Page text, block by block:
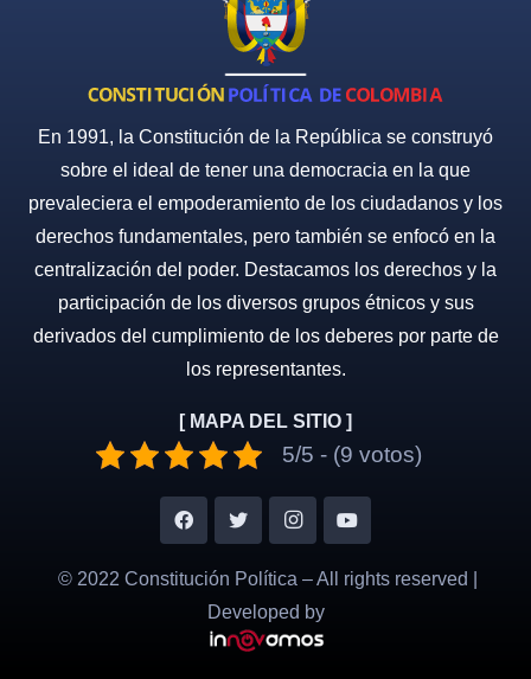
En 1991, la Constitución de la República se construyó
sobre el ideal de tener una democracia en la que
prevaleciera el empoderamiento de los ciudadanos y los
derechos fundamentales, pero también se enfocó en la
centralización del poder. Destacamos los derechos y la
participación de los diversos grupos étnicos y sus
derivados del cumplimiento de los deberes por parte de
los representantes.
[ MAPA DEL SITIO ]
5/5 - (9 votos)
© 2022 Constitución Política – All rights reserved |
Developed by